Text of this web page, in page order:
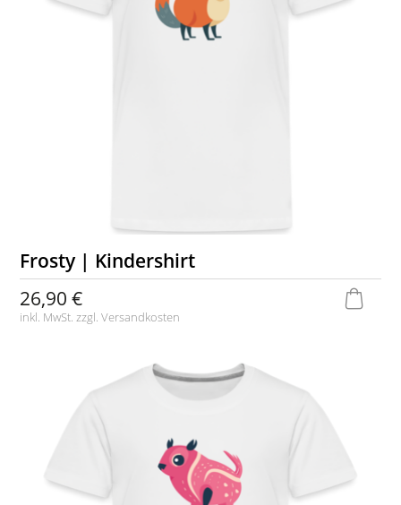
Frosty | Kindershirt
26,90 €
inkl. MwSt. zzgl.Versandkosten